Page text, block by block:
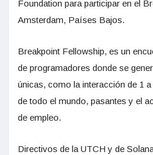
Foundation para participar en el
Amsterdam, Países Bajos.
Breakpoint Fellowship, es un
de programadores donde se
únicas, como la interacción de 1
de todo el mundo, pasantes y el
de empleo.
Directivos de la UTCH y de